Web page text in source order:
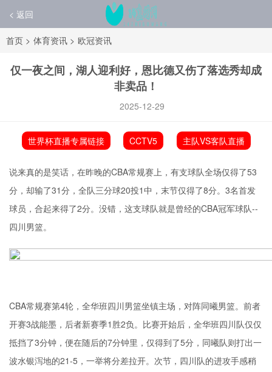
< 返回
首页 > 体育资讯 > 欧冠资讯
仅一夜之间，湖人迎利好，恩比德又伤了落选秀却成
非卖品！
2025-12-29
世界杯直播专属链接 CCTV5 主队VS客队直播
说来真的是笑话，在昨晚的CBA常规赛上，有支球队全场仅得了53
分，却输了31分，全队三分球20投1中，末节仅得了8分。3名首发
球员，合起来得了2分。没错，这支球队就是曾经的CBA冠军球队--
四川男篮。
CBA常规赛第4轮，全华班四川男篮坐镇主场，对阵同曦男篮。前者
开赛3战能墨，后者新赛季1胜2负。比赛开始后，全华班四川队仅仅
抵挡了3分钟，便在随后的7分钟里，仅得到了5分，同曦队则打出一
波水银泻地的21-5，一举将分差拉开。次节，四川队的进攻手感稍